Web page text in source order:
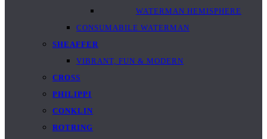
WATERMAN HEMISPHERE
CONSUMABILE WATERMAN
SHEAFFER
VIBRANT, FUN & MODERN
CROSS
PHILIPPI
CONKLIN
ROTRING